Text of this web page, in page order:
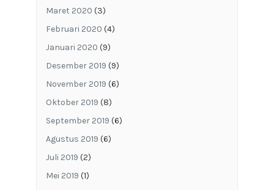
Maret 2020 (3)
Februari 2020 (4)
Januari 2020 (9)
Desember 2019 (9)
November 2019 (6)
Oktober 2019 (8)
September 2019 (6)
Agustus 2019 (6)
Juli 2019 (2)
Mei 2019 (1)